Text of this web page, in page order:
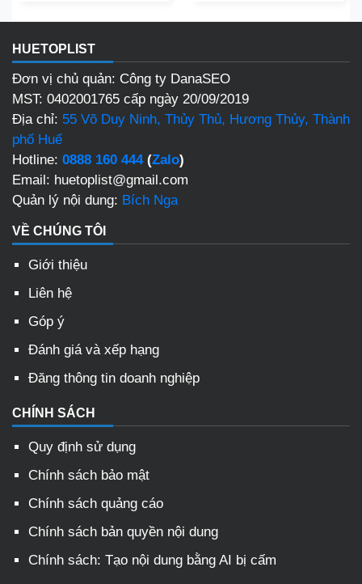
HUETOPLIST
Đơn vị chủ quản: Công ty DanaSEO
MST: 0402001765 cấp ngày 20/09/2019
Địa chỉ: 55 Võ Duy Ninh, Thủy Thủ, Hương Thủy, Thành
phố Huế
Hotline: 0888 160 444(Zalo)
Email: huetoplist@gmail.com
Quản lý nội dung: Bích Nga
VỀ CHÚNG TÔI
Giới thiệu
Liên hệ
Góp ý
Đánh giá và xếp hạng
Đăng thông tin doanh nghiệp
CHÍNH SÁCH
Quy định sử dụng
Chính sách bảo mật
Chính sách quảng cáo
Chính sách bản quyền nội dung
Chính sách: Tạo nội dung bằng AI bị cấm